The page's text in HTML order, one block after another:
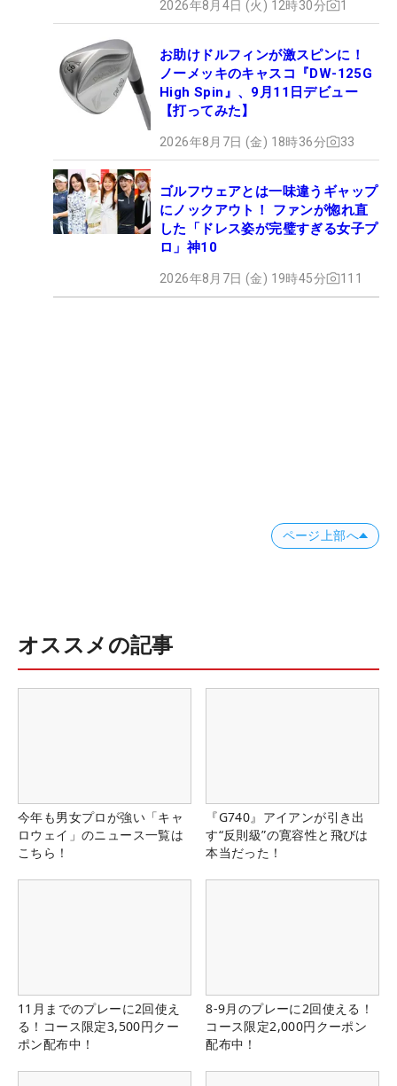
2026年8月4日 (火) 12時30分 1
お助けドルフィンが激スピンに！
ノーメッキのキャスコ『DW-125G
High Spin』、9月11日デビュー
【打ってみた】
2026年8月7日 (金) 18時36分 33
ゴルフウェアとは一味違うギャップ
にノックアウト！ ファンが惚れ直
した「ドレス姿が完璧すぎる女子プ
ロ」神10
2026年8月7日 (金) 19時45分 111
ページ上部へ
オススメの記事
今年も男女プロが強い「キャ
ロウェイ」のニュース一覧は
こちら！
『G740』アイアンが引き出
す“反則級”の寛容性と飛びは
本当だった！
11月までのプレーに2回使え
る！コース限定3,500円クー
ポン配布中！
8-9月のプレーに2回使える！
コース限定2,000円クーポン
配布中！